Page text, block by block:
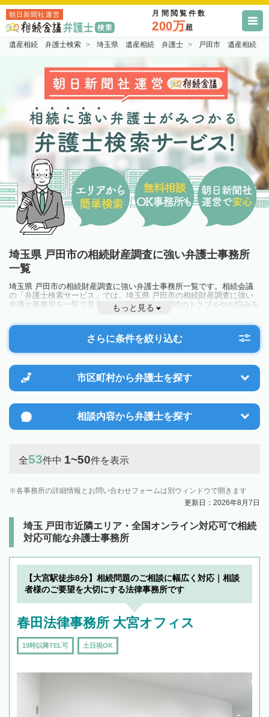
朝日新聞社運営 月間閲覧件数
200万超
遺産相続 弁護士検索 埼玉県 遺産相続 弁護士 戸田市 遺産相続
埼玉県 戸田市の相続財産調査に強い弁護士事務所
一覧
埼玉県 戸田市の相続財産調査に強い弁護士事務所一覧です。相続会議
の「弁護士検索サービス」では、埼玉県 戸田市の相続財産調査に強い
弁護士事務所を一覧で見ることが出来ます。相続のトラブルやお悩みを
抱えている方は一度近隣の弁護士に相談してみましょう。
もっと見る
さらに条件を絞り込む
市区町村から弁護士を探す
相談内容から弁護士を探す
全53件中 1~50件を表示
各事務所の詳細情報とお問い合わせフォームは別ウィンドウで開きます
更新日：2026年8月7日
埼玉 戸田市近隣エリア・全国オンライン対応可で相続
対応可能な弁護士事務所
【大宮駅徒歩8分】相続問題のご相談に幅広く対応｜相談
者様のご要望を大切にする法律事務所です
春田法律事務所 大宮オフィス
19時以降TEL可 土日祝OK